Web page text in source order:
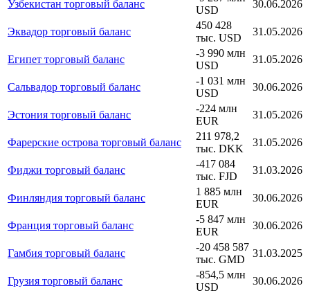
Узбекистан торговый баланс
USD
30.06.2026
Эквадор торговый баланс
450 428
тыс. USD
31.05.2026
Египет торговый баланс
-3 990 млн
USD
31.05.2026
Сальвадор торговый баланс
-1 031 млн
USD
30.06.2026
Эстония торговый баланс
-224 млн
EUR
31.05.2026
Фарерские острова торговый баланс
211 978,2
тыс. DKK
31.05.2026
Фиджи торговый баланс
-417 084
тыс. FJD
31.03.2026
Финляндия торговый баланс
1 885 млн
EUR
30.06.2026
Франция торговый баланс
-5 847 млн
EUR
30.06.2026
Гамбия торговый баланс
-20 458 587
тыс. GMD
31.03.2025
Грузия торговый баланс
-854,5 млн
USD
30.06.2026